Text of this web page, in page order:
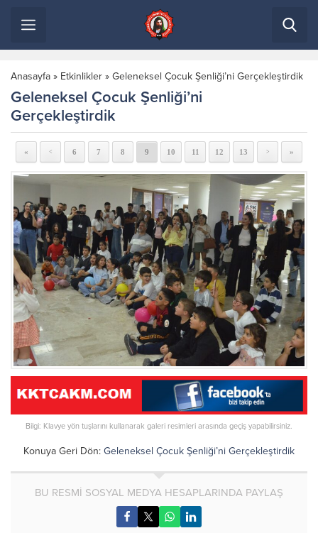
Anasayfa » Etkinlikler » Geleneksel Çocuk Şenliği’ni Gerçekleştirdik
Geleneksel Çocuk Şenliği’ni
Gerçekleştirdik
« < 6 7 8 9 10 11 12 13 > »
Bilgi: Klavye yön tuşlarını kullanarak galeri resimleri arasında geçiş yapabilirsiniz.
Konuya Geri Dön: Geleneksel Çocuk Şenliği’ni Gerçekleştirdik
BU RESMİ SOSYAL MEDYA HESAPLARINDA PAYLAŞ